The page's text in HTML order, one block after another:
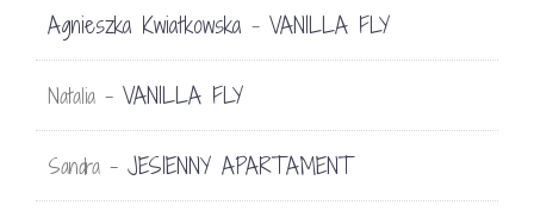
Agnieszka Kwiatkowska - VANILLA FLY
Natalia - VANILLA FLY
Sandra - JESIENNY APARTAMENT